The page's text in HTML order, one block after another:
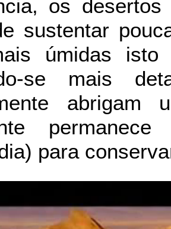
os
sustentar
úmidas
se mais
para